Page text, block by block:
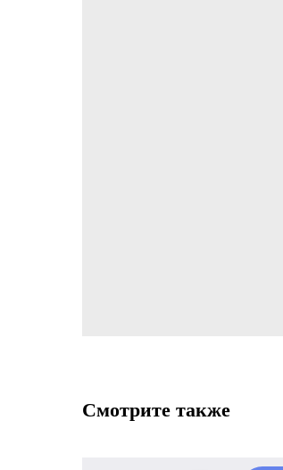
Смотрите также